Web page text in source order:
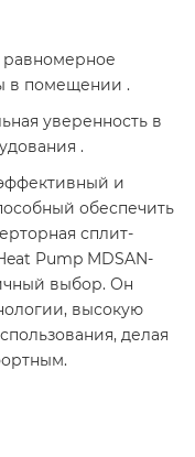
равномерное
в помещении .
уверенность в
.​
и
обеспечить
сплит-
Pump MDSAN-
выбор. Он
высокую
делая